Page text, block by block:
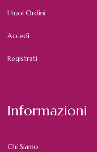
I tuoi Ordini
Accedi
Registrati
Informazioni
Chi Siamo